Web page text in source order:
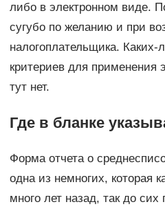
либо в электронном виде.
сугубо по желанию и при
налогоплательщика. Каких-
критериев для применения
тут нет.
Где в бланке
Форма отчета о
одна из немногих, которая
много лет назад, так до